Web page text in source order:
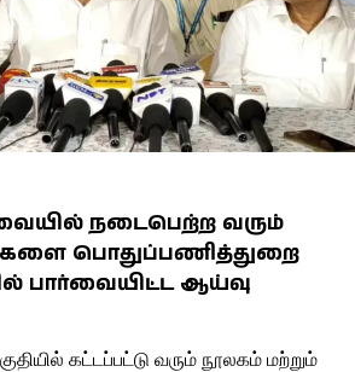
நடைபெற்ற வரும்
பொதுப்பணித்துறை
பார்வையிட்ட ஆய்வு
கட்டப்பட்டு வரும் நூலகம் மற்றும்